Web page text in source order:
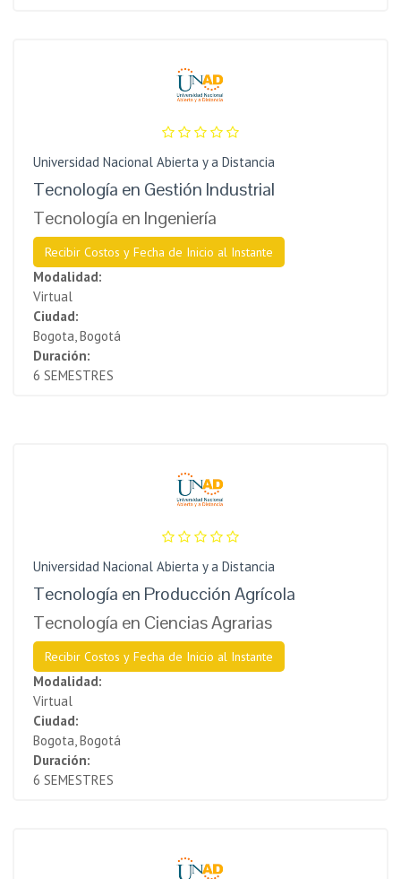
Universidad Nacional Abierta y a Distancia
Tecnología en Gestión Industrial
Tecnología en Ingeniería
Recibir Costos y Fecha de Inicio al Instante
Modalidad:
Virtual
Ciudad:
Bogota, Bogotá
Duración:
6 SEMESTRES
Universidad Nacional Abierta y a Distancia
Tecnología en Producción Agrícola
Tecnología en Ciencias Agrarias
Recibir Costos y Fecha de Inicio al Instante
Modalidad:
Virtual
Ciudad:
Bogota, Bogotá
Duración:
6 SEMESTRES